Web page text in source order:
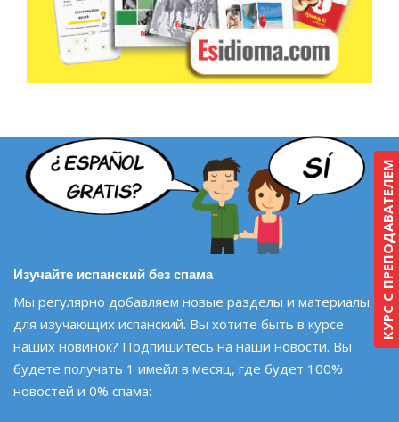
КУРС С ПРЕПОДАВАТЕЛЕМ
Изучайте испанский без спама
Мы регулярно добавляем новые разделы и материалы
для изучающих испанский. Вы хотите быть в курсе
наших новинок? Подпишитесь на наши новости. Вы
будете получать 1 имейл в месяц, где будет 100%
новостей и 0% спама: